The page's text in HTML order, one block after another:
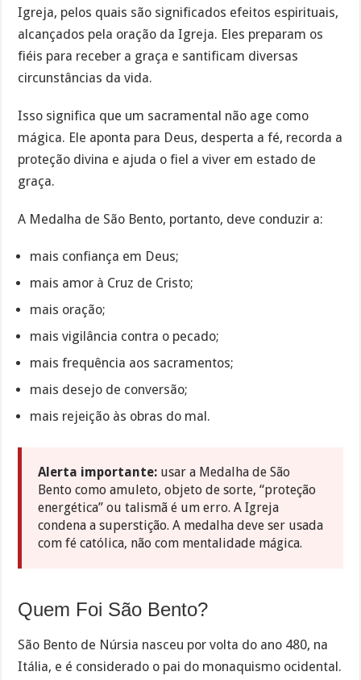
Igreja, pelos quais são significados efeitos espirituais,
alcançados pela oração da Igreja. Eles preparam os
fiéis para receber a graça e santificam diversas
circunstâncias da vida.
Isso significa que um sacramental não age como
mágica. Ele aponta para Deus, desperta a fé, recorda a
proteção divina e ajuda o fiel a viver em estado de
graça.
A Medalha de São Bento, portanto, deve conduzir a:
mais confiança em Deus;
mais amor à Cruz de Cristo;
mais oração;
mais vigilância contra o pecado;
mais frequência aos sacramentos;
mais desejo de conversão;
mais rejeição às obras do mal.
Alerta importante: usar a Medalha de São
Bento como amuleto, objeto de sorte, “proteção
energética” ou talismã é um erro. A Igreja
condena a superstição. A medalha deve ser usada
com fé católica, não com mentalidade mágica.
Quem Foi São Bento?
São Bento de Núrsia nasceu por volta do ano 480, na
Itália, e é considerado o pai do monaquismo ocidental.